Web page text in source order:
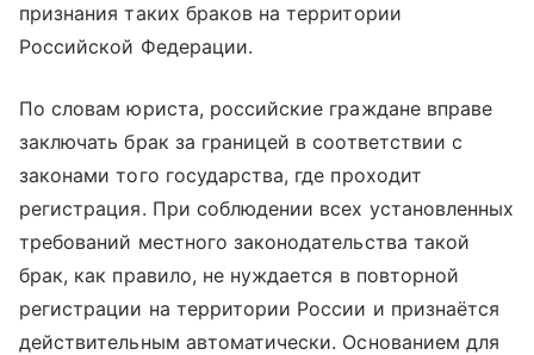
признания таких браков на территории
Российской Федерации.
По словам юриста, российские граждане вправе
заключать брак за границей в соответствии с
законами того государства, где проходит
регистрация. При соблюдении всех установленных
требований местного законодательства такой
брак, как правило, не нуждается в повторной
регистрации на территории России и признаётся
действительным автоматически. Основанием для